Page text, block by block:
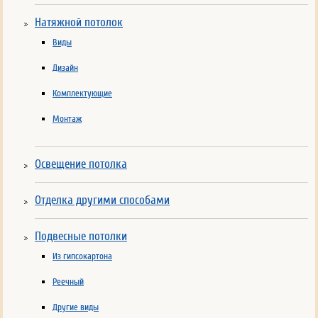
Натяжной потолок
Виды
Дизайн
Комплектующие
Монтаж
Освещение потолка
Отделка другими способами
Подвесные потолки
Из гипсокартона
Реечный
Другие виды